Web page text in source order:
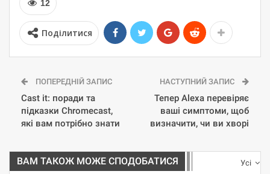
12
Поділитися
ПОПЕРЕДНІЙ ЗАПИС
Cast it: поради та
підказки Chromecast,
які вам потрібно знати
НАСТУПНИЙ ЗАПИС
Тепер Alexa перевіряє
ваші симптоми, щоб
визначити, чи ви хворі
Усі
ВАМ ТАКОЖ МОЖЕ СПОДОБАТИСЯ